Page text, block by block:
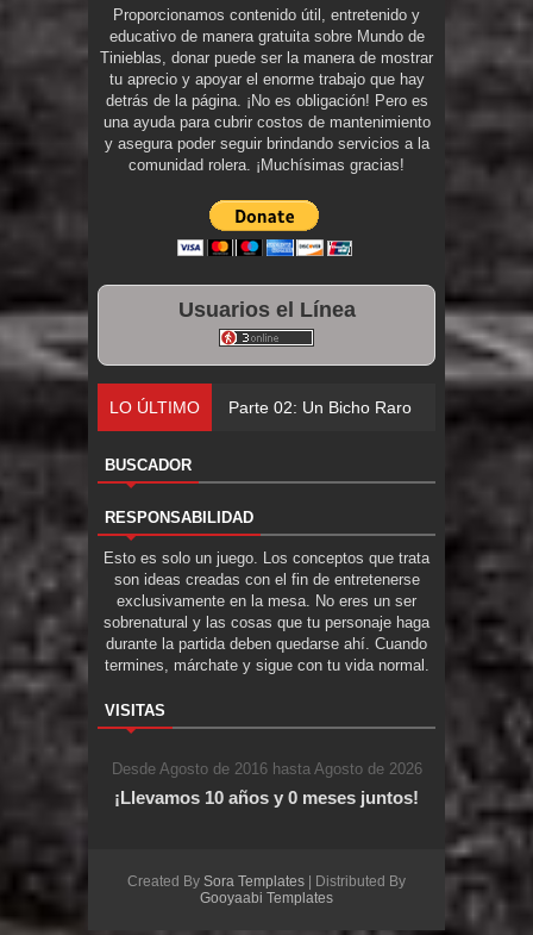
Proporcionamos contenido útil, entretenido y
educativo de manera gratuita sobre Mundo de
Tinieblas, donar puede ser la manera de mostrar
tu aprecio y apoyar el enorme trabajo que hay
detrás de la página. ¡No es obligación! Pero es
una ayuda para cubrir costos de mantenimiento
y asegura poder seguir brindando servicios a la
comunidad rolera. ¡Muchísimas gracias!
Usuarios el Línea
LO ÚLTIMO Parte 02: Un Bicho Raro
BUSCADOR
RESPONSABILIDAD
Esto es solo un juego. Los conceptos que trata
son ideas creadas con el fin de entretenerse
exclusivamente en la mesa. No eres un ser
sobrenatural y las cosas que tu personaje haga
durante la partida deben quedarse ahí. Cuando
termines, márchate y sigue con tu vida normal.
VISITAS
Desde Agosto de 2016 hasta Agosto de 2026
¡Llevamos 10 años y 0 meses juntos!
Created By Sora Templates | Distributed By
Gooyaabi Templates